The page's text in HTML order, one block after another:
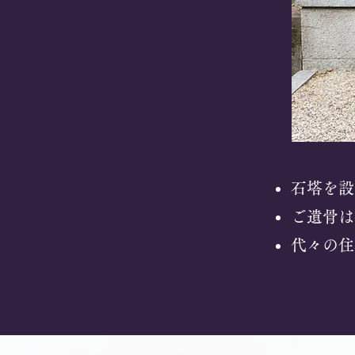
石塔を
ご遺骨
代々の